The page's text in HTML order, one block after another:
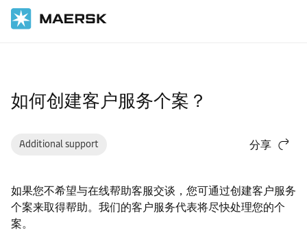
如何创建客户服务个案？
Additional support 分享
如果您不希望与在线帮助客服交谈，您可通过创建客户服务
个案来取得帮助。我们的客户服务代表将尽快处理您的个
案。